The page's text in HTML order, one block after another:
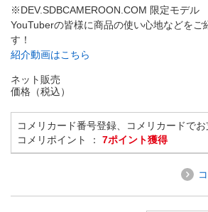
※DEV.SDBCAMEROON.COM 限定モデル
YouTuberの皆様に商品の使い心地などをご
す！
紹介動画はこちら
ネット販売
価格（税込）
コメリカード番号登録、コメリカードで
コメリポイント ： 7ポイント獲得